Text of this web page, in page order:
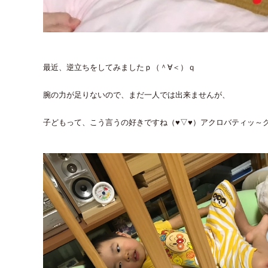
最近、逆立ちをしてみましたｐ（＾∀＜）ｑ
腕の力が足りないので、まだ一人では出来ませんが、
子どもって、こう言うの好きですね（♥▽♥）アクロバティッ～